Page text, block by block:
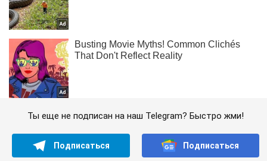
Ты еще не подписан на наш Telegram? Быстро жми!
Подписаться Подписаться